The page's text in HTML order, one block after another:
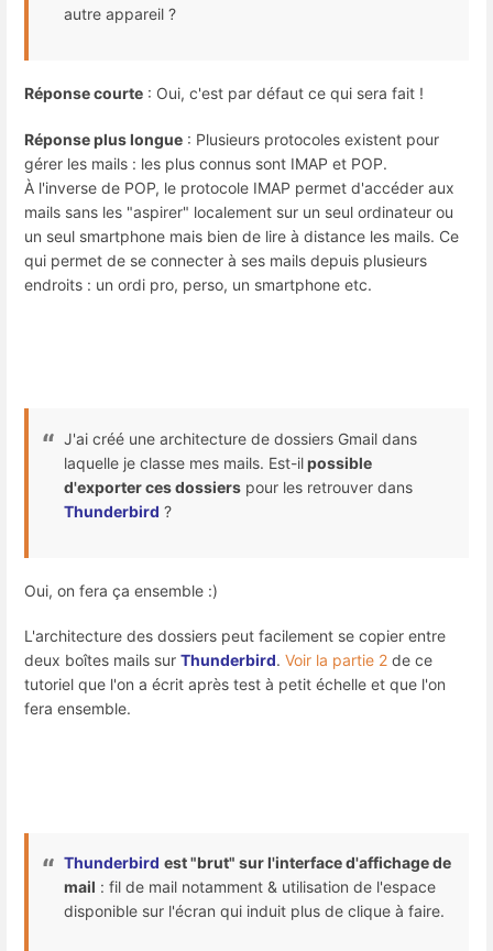
autre appareil ?
Réponse courte : Oui, c'est par défaut ce qui sera fait !
Réponse plus longue : Plusieurs protocoles existent pour
gérer les mails : les plus connus sont IMAP et POP.
À l'inverse de POP, le protocole IMAP permet d'accéder aux
mails sans les "aspirer" localement sur un seul ordinateur ou
un seul smartphone mais bien de lire à distance les mails. Ce
qui permet de se connecter à ses mails depuis plusieurs
endroits : un ordi pro, perso, un smartphone etc.
J'ai créé une architecture de dossiers Gmail dans
laquelle je classe mes mails. Est-ilpossible
d'exporter ces dossiers pour les retrouver dans
Thunderbird ?
Oui, on fera ça ensemble :)
L'architecture des dossiers peut facilement se copier entre
deux boîtes mails sur Thunderbird. Voir la partie 2 de ce
tutoriel que l'on a écrit après test à petit échelle et que l'on
fera ensemble.
Thunderbird est "brut" sur l'interface d'affichage de
mail : fil de mail notamment & utilisation de l'espace
disponible sur l'écran qui induit plus de clique à faire.